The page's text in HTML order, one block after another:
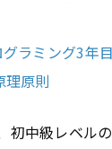
ラミング3年
理原則
初中級レベル